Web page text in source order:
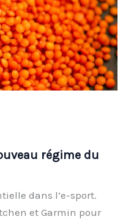
régime du
dans l’e-sport.
et Garmin pour